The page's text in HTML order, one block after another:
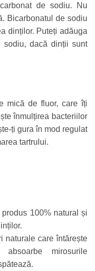
de sodiu. Nu
Bicarbonatul de sodiu
dinților. Puteți adăuga
dacă dinții sunt
mică de fluor, care îți
înmulțirea bacteriilor
ți gura în mod regulat
tartrului.
100% natural și
naturale care întărește
mirosurile